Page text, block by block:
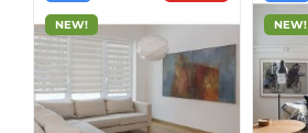
NEW! NEW!